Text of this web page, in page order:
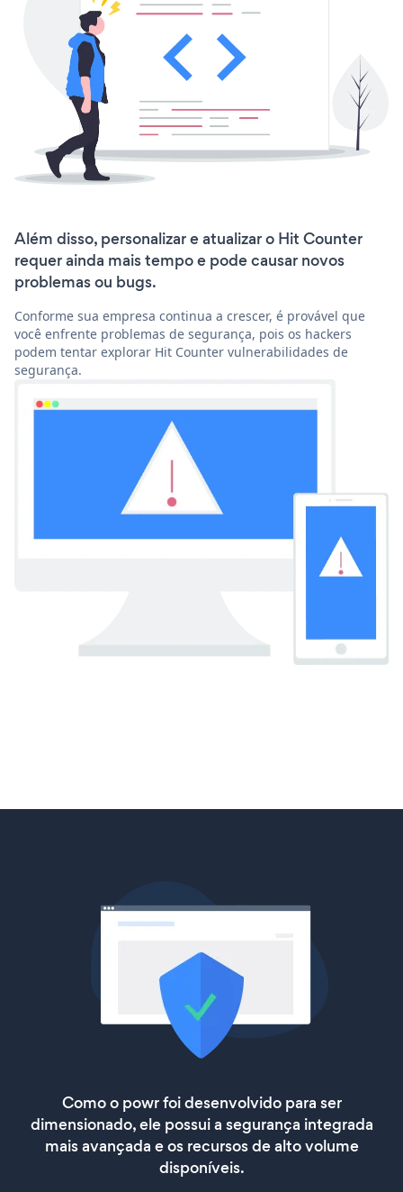
Além disso, personalizar e atualizar o Hit Counter
requer ainda mais tempo e pode causar novos
problemas ou bugs.
Conforme sua empresa continua a crescer, é provável que
você enfrente problemas de segurança, pois os hackers
podem tentar explorar Hit Counter vulnerabilidades de
segurança.
Como o powr foi desenvolvido para ser
dimensionado, ele possui a segurança integrada
mais avançada e os recursos de alto volume
disponíveis.